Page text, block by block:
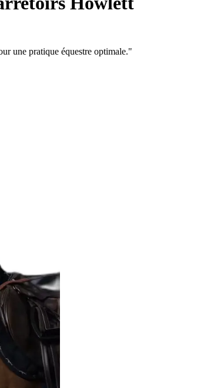
une pratique équestre optimale."